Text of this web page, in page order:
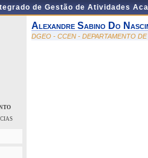
de Gestão de Atividades
Alexandre Sabino Do
DGEO - CCEN - DEPARTAMENTO